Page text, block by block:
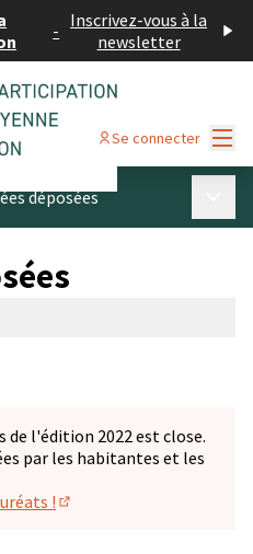
- Inscrivez-vous à la
newsletter
Se connecter
déposées
de l'édition 2022 est close.
par les habitantes et les
!